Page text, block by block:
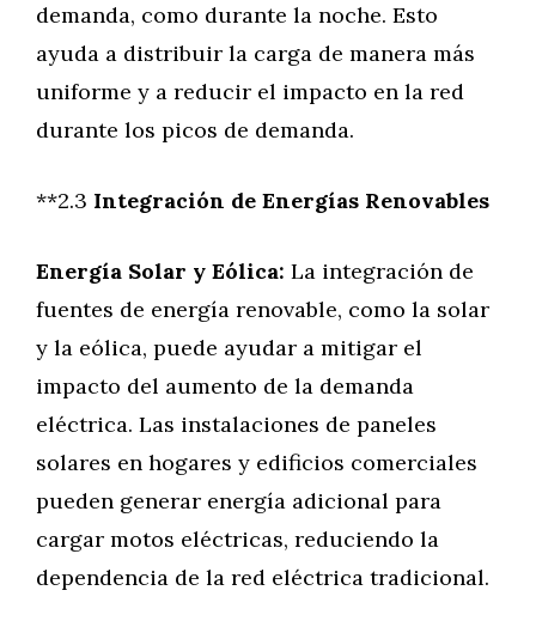
demanda, como durante la noche. Esto
ayuda a distribuir la carga de manera más
uniforme y a reducir el impacto en la red
durante los picos de demanda.
**2.3 Integración de Energías Renovables
Energía Solar y Eólica: La integración de
fuentes de energía renovable, como la solar
y la eólica, puede ayudar a mitigar el
impacto del aumento de la demanda
eléctrica. Las instalaciones de paneles
solares en hogares y edificios comerciales
pueden generar energía adicional para
cargar motos eléctricas, reduciendo la
dependencia de la red eléctrica tradicional.